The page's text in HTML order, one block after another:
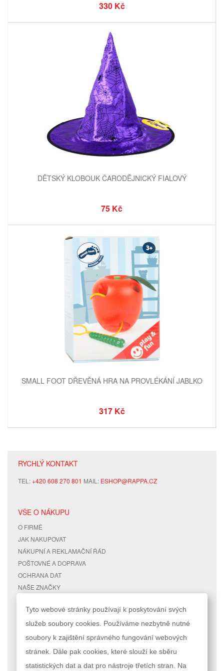
330 Kč
DĚTSKÝ KLOBOUK ČARODĚJNICKÝ FIALOVÝ
75 Kč
SMALL FOOT DŘEVĚNÁ HRA NA PROVLÉKÁNÍ JABLKO
317 Kč
RYCHLÝ KONTAKT
TEL:+420 608 270 801 MAIL: ESHOP@RAPPA.CZ
VŠE O NÁKUPU
O FIRMĚ
JAK NAKUPOVAT
NÁKUPNÍ A REKLAMAČNÍ ŘÁD
POŠTOVNÉ A DOPRAVA
OCHRANA DAT
NAŠE ZNAČKY
RYCHLÉ ODKAZY
MAPA STRÁNEK
VYHLEDÁVANÉ TERMÍNY
POKROČILÉ VYHLEDÁVÁNÍ
ÚČET
MŮJ ÚČET
STAV OBJEDNÁVKY
Tyto webové stránky používají k poskytování svých
služeb soubory cookies. Používáme nezbytně nutné
soubory k zajištění správného fungování webových
stránek. Dále pak cookies, které slouží ke sběru
statistických dat a dat pro nástroje třetích stran. Na